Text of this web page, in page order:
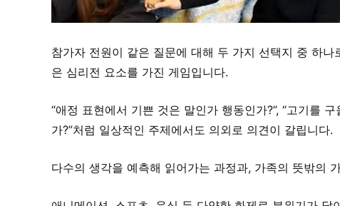
참가자 전원이 같은 질문에 대해 두 가지 선택지 중 하
은 심리전 요소를 가진 게임입니다.
“애정 표현에서 기쁜 것은 말인가 행동인가?”, “고기를
가?”처럼 일상적인 주제에서도 의외로 의견이 갈립니다.
다수의 생각을 예측해 읽어가는 과정과, 가족의 뜻밖의